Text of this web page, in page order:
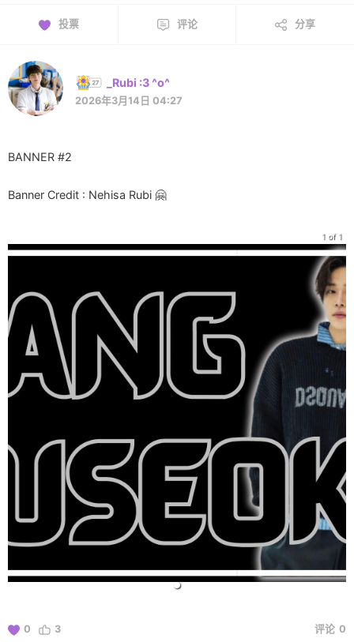
投票 评论 分享
_Rubi :3 ^o^
2026年3月14日 04:27
BANNER #2
Banner Credit : Nehisa Rubi 🤗
1 of 1
0 3 评论 0